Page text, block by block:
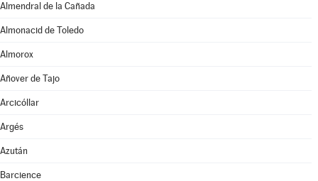
Almendral de la Cañada
Almonacid de Toledo
Almorox
Añover de Tajo
Arcicóllar
Argés
Azután
Barcience